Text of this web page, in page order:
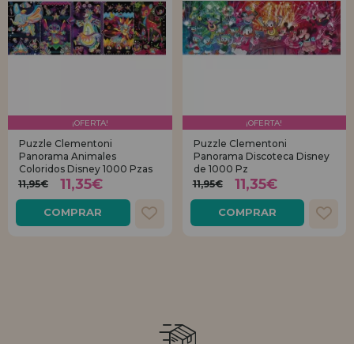
¡OFERTA!
Puzzle Clementoni
Panorama Animales
Coloridos Disney 1000 Pzas
11,95€
11,35€
COMPRAR
¡OFERTA!
Puzzle Clementoni
Panorama Discoteca Disney
de 1000 Pz
11,95€
11,35€
COMPRAR